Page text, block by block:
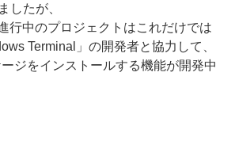
したが、
行中のプロジェクトはこれだけでは
Terminal」の開発者と協力して、
ージをインストールする機能が開発中